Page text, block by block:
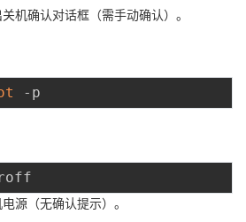
机确认对话框（需手动确认）。
源（无确认提示）。